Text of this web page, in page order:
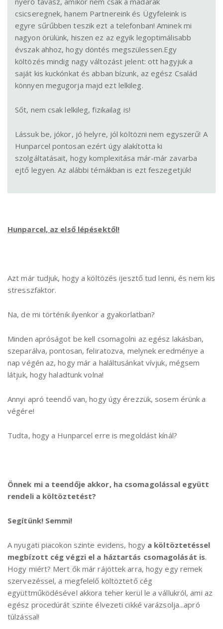
csicseregnek, hanem Partnereink és Ügyfeleink is
egyre sűrűbben teszik ezt a telefonban! Aminek mi
nagyon örülünk, hiszen ez az egyik legoptimálisabb
évszak ahhoz, hogy döntés megszülessen.Egy
költözés mindig nagy változást jelent: ott hagyjuk a
saját kis kuckónkat és abban bízunk, az egész Család
könnyen megugorja majd ezt lelkileg.
Sőt, nem csak lelkileg, fizikailag is!
Lássuk be, jókor, jó helyre, jól költözni nem egyszerű! A
Hunparcel pontosan ezért úgy alakította ki
szolgáltatásait, hogy komplexitása már-már zavarba
ejtő legyen. Az alábbi témákban is ezt feszegetjük!
Hunparcel, az első lépésektől!
Azt már tudjuk, hogy a költözés ijesztő tud lenni, és nem kis
stresszfaktor.
Na, de mi történik ilyenkor a gyakorlatban?
Minden apróságot be kell csomagolni az egész lakásban,
szeparálva, pontosan, feliratozva, melynek eredménye a
nap végén az, hogy már a haláltusánkat vívjuk, mégsem
látjuk, hogy haladtunk volna!
Annyi apró teendő van, hogy úgy érezzük, sosem érünk a
végére!
Tudta, hogy a Hunparcel erre is megoldást kínál?
Önnek mi a teendője akkor, ha csomagolással együtt
rendeli a költöztetést?
Segítünk! Semmi!
A nyugati piacokon szinte evidens, hogy a költöztetéssel
megbízott cég végzi el a háztartás csomagolását is.
Hogy miért? Mert ők már rájöttek arra, hogy egy remek
szervezéssel, a megfelelő költöztető cég
együttműködésével akkora teher kerül le a vállukról, ami az
egész procedúrát szinte élvezeti cikké varázsolja...apró
túlzással!